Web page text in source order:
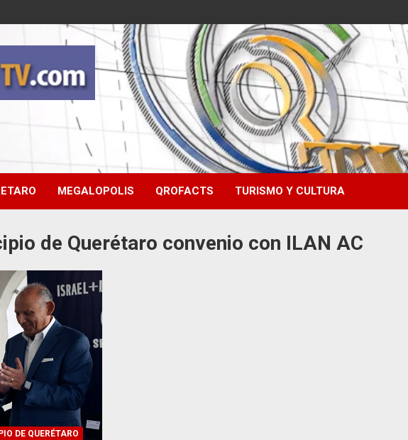
MEGALOPOLIS QROFACTS TURISMO Y CULTURA
de Querétaro convenio con ILAN AC
DE QUERÉTARO